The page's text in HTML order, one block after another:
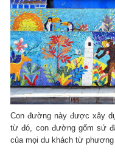
Con đường này được xây
từ đó, con đường gốm sứ
của mọi du khách từ phương